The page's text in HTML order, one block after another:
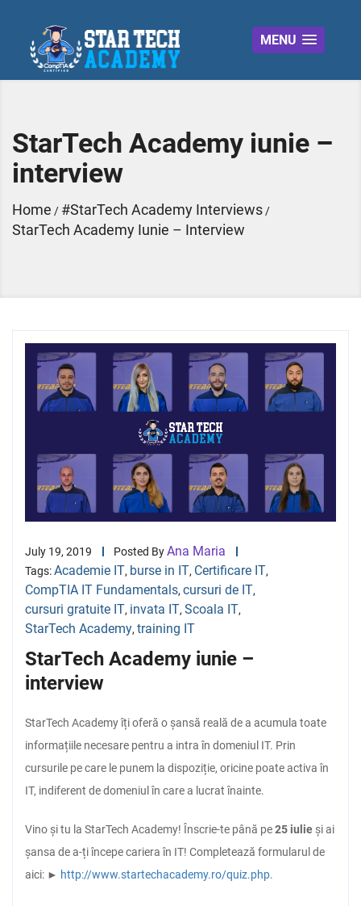
MENU
StarTech Academy iunie –
interview
Home / #StarTech Academy Interviews /
StarTech Academy Iunie – Interview
July 19, 2019 Posted ByAna Maria
Tags:Academie IT, burse in IT, Certificare IT,
CompTIA IT Fundamentals, cursuri de IT,
cursuri gratuite IT, invata IT, Scoala IT,
StarTech Academy, training IT
StarTech Academy iunie –
interview
StarTech Academy îți oferă o șansă reală de a acumula toate
informațiile necesare pentru a intra în domeniul IT. Prin
cursurile pe care le punem la dispoziție, oricine poate activa în
IT, indiferent de domeniul în care a lucrat înainte.
Vino și tu la StarTech Academy! Înscrie-te până pe25 iulie și ai
șansa de a-ți începe cariera în IT! Completează formularul de
aici: ► http://www.startechacademy.ro/quiz.php.